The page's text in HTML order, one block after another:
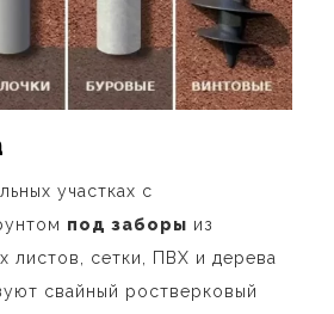
участках с
под заборы из
листов, сетки, ПВХ и дерева
свайный ростверковый